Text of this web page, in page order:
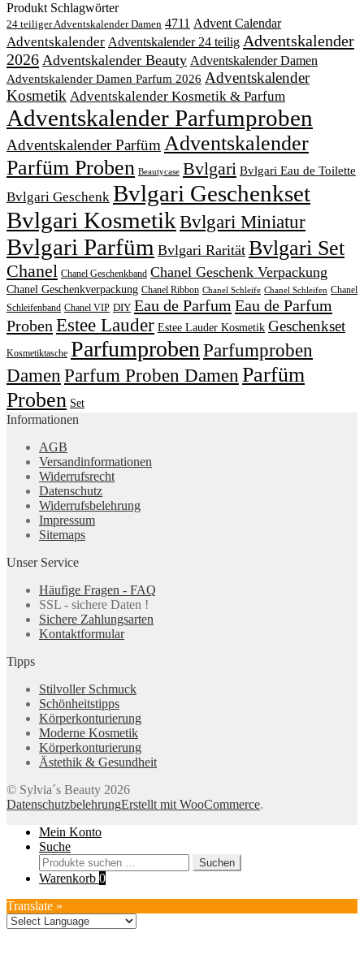
Produkt Schlagwörter
24 teiliger Adventskalender Damen 4711 Advent Calendar
Adventskalender Adventskalender 24 teilig Adventskalender
2026 Adventskalender Beauty Adventskalender Damen
Adventskalender Damen Parfum 2026 Adventskalender
Kosmetik Adventskalender Kosmetik & Parfum
Adventskalender Parfumproben
Adventskalender ParfümAdventskalender
Parfüm Proben Beautycase Bvlgari Bvlgari Eau de Toilette
Bvlgari Geschenk Bvlgari Geschenkset
Bvlgari KosmetikBvlgari Miniatur
Bvlgari Parfüm Bvlgari Rarität Bvlgari Set
Chanel Chanel Geschenkband Chanel Geschenk Verpackung
Chanel Geschenkverpackung Chanel Ribbon Chanel Schleife Chanel Schleifen Chanel
Schleifenband Chanel VIP DIY Eau de Parfum Eau de Parfum
Proben Estee Lauder Estee Lauder Kosmetik Geschenkset
Kosmetiktasche ParfumprobenParfumproben
Damen Parfum Proben Damen Parfüm
Proben Set
Informationen
AGB
Versandinformationen
Widerrufsrecht
Datenschutz
Widerrufsbelehrung
Impressum
Sitemaps
Unser Service
Häufige Fragen - FAQ
SSL - sichere Daten !
Sichere Zahlungsarten
Kontaktformular
Tipps
Stilvoller Schmuck
Schönheitstipps
Körperkonturierung
Moderne Kosmetik
Körperkonturierung
Ästethik & Gesundheit
© Sylvia´s Beauty 2026
DatenschutzbelehrungErstellt mit WooCommerce.
Mein Konto
Suche
Suchen
nach:
Suchen
Warenkorb 0
Translate »